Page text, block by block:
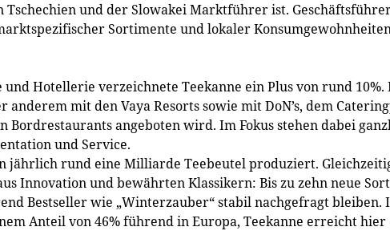
und der Slowakei Marktführer ist.
Sortimente und lokaler
Hotellerie verzeichnete Teekanne ein Plus von rund 10%.
anderem mit den Vaya Resorts sowie mit DoN’s, dem
Bordrestaurants angeboten wird. Im Fokus stehen dabei
und Service.
jährlich rund eine Milliarde Teebeutel produziert.
Innovation und bewährten Klassikern: Bis zu zehn neue
Bestseller wie „Winterzauber“ stabil nachgefragt bleiben.
Anteil von 46% führend in Europa, Teekanne erreicht hier